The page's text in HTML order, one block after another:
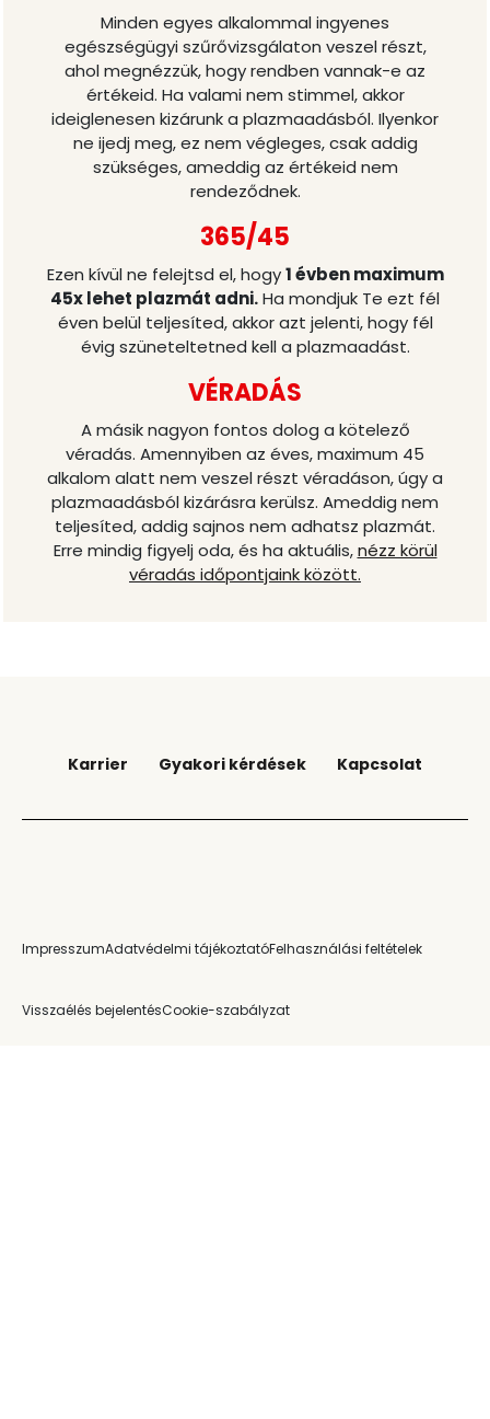
Minden egyes alkalommal ingyenes
egészségügyi szűrővizsgálaton veszel részt,
ahol megnézzük, hogy rendben vannak-e az
értékeid. Ha valami nem stimmel, akkor
ideiglenesen kizárunk a plazmaadásból. Ilyenkor
ne ijedj meg, ez nem végleges, csak addig
szükséges, ameddig az értékeid nem
rendeződnek.
365/45
Ezen kívül ne felejtsd el, hogy1 évben maximum
45x lehet plazmát adni.Ha mondjuk Te ezt fél
éven belül teljesíted, akkor azt jelenti, hogy fél
évig szüneteltetned kell a plazmaadást.
VÉRADÁS
A másik nagyon fontos dolog a kötelező
véradás. Amennyiben az éves, maximum 45
alkalom alatt nem veszel részt véradáson, úgy a
plazmaadásból kizárásra kerülsz. Ameddig nem
teljesíted, addig sajnos nem adhatsz plazmát.
Erre mindig figyelj oda, és ha aktuális,nézz körül
véradás időpontjaink között.
Karrier Gyakori kérdések Kapcsolat
ImpresszumAdatvédelmi tájékoztatóFelhasználási feltételek
Visszaélés bejelentésCookie-szabályzat